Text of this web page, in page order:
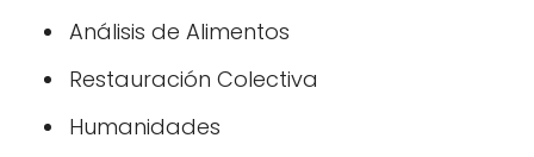
Análisis de Alimentos
Restauración Colectiva
Humanidades